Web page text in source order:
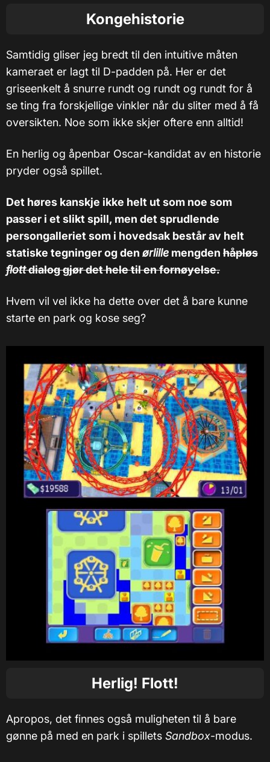
Kongehistorie
Samtidig gliser jeg bredt til den intuitive måten
kameraet er lagt til D-padden på. Her er det
griseenkelt å snurre rundt og rundt og rundt for å
se ting fra forskjellige vinkler når du sliter med å få
oversikten. Noe som ikke skjer oftere enn alltid!
En herlig og åpenbar Oscar-kandidat av en historie
pryder også spillet.
Det høres kanskje ikke helt ut som noe som
passer i et slikt spill, men det sprudlende
persongalleriet som i hovedsak består av helt
statiske tegninger og den ørlille mengden håpløs
flottdialog gjør det hele til en fornøyelse.
Hvem vil vel ikke ha dette over det å bare kunne
starte en park og kose seg?
Herlig! Flott!
Apropos, det finnes også muligheten til å bare
gønne på med en park i spillets Sandbox-modus.